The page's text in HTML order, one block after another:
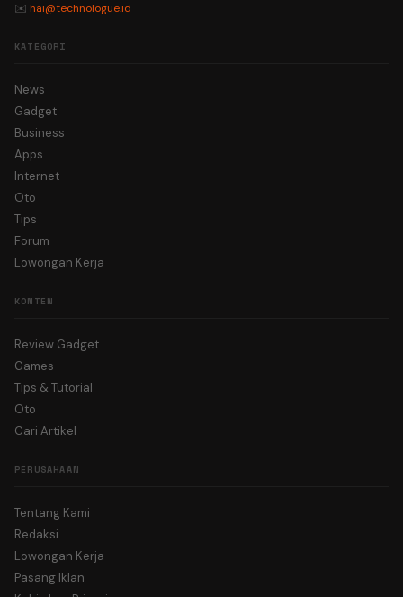
✉️ hai@technologue.id
KATEGORI
News
Gadget
Business
Apps
Internet
Oto
Tips
Forum
Lowongan Kerja
KONTEN
Review Gadget
Games
Tips & Tutorial
Oto
Cari Artikel
PERUSAHAAN
Tentang Kami
Redaksi
Lowongan Kerja
Pasang Iklan